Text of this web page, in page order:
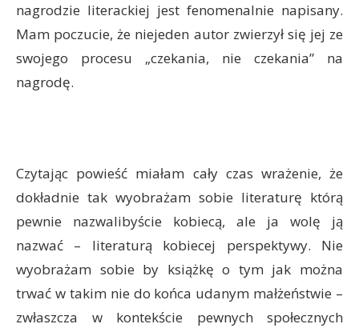
nagrodzie literackiej jest fenomenalnie napisany.
Mam poczucie, że niejeden autor zwierzył się jej ze
swojego procesu „czekania, nie czekania” na
nagrodę.
Czytając powieść miałam cały czas wrażenie, że
dokładnie tak wyobrażam sobie literaturę którą
pewnie nazwalibyście kobiecą, ale ja wolę ją
nazwać – literaturą kobiecej perspektywy. Nie
wyobrażam sobie by książkę o tym jak można
trwać w takim nie do końca udanym małżeństwie –
zwłaszcza w kontekście pewnych społecznych